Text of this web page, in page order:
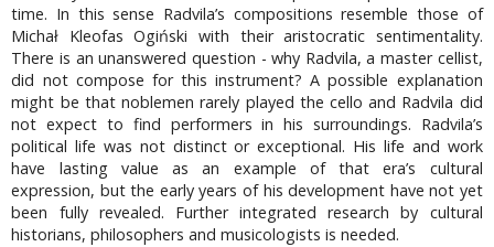
time. In this sense Radvila’s compositions resemble those of
Michał Kleofas Ogiński with their aristocratic sentimentality.
There is an unanswered question - why Radvila, a master cellist,
did not compose for this instrument? A possible explanation
might be that noblemen rarely played the cello and Radvila did
not expect to find performers in his surroundings. Radvila’s
political life was not distinct or exceptional. His life and work
have lasting value as an example of that era’s cultural
expression, but the early years of his development have not yet
been fully revealed. Further integrated research by cultural
historians, philosophers and musicologists is needed.